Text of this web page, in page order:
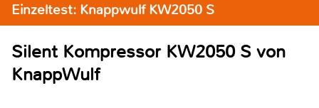
Einzeltest: Knappwulf KW2050 S
Silent Kompressor KW2050 S von
KnappWulf